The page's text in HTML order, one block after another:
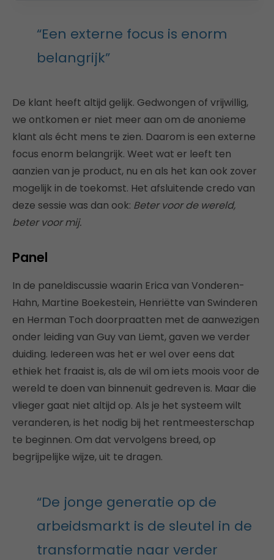
“Een externe focus is enorm
belangrijk”
De klant heeft altijd gelijk. Gedwongen of vrijwillig,
we ontkomen er niet meer aan om de anonieme
klant als écht mens te zien. Daarom is een externe
focus enorm belangrijk. Weet wat er leeft ten
aanzien van je product, nu en als het kan ook zover
mogelijk in de toekomst. Het afsluitende credo van
deze sessie was dan ook: Beter voor de wereld,
beter voor mij.
Panel
In de paneldiscussie waarin Erica van Vonderen-
Hahn, Martine Boekestein, Henriëtte van Swinderen
en Herman Toch doorpraatten met de aanwezigen
onder leiding van Guy van Liemt, gaven we verder
duiding. Iedereen was het er wel over eens dat
ethiek het fraaist is, als de wil om iets moois voor de
wereld te doen van binnenuit gedreven is. Maar die
vlieger gaat niet altijd op. Als je het systeem wilt
veranderen, is het nodig bij het rentmeesterschap
te beginnen. Om dat vervolgens breed, op
begrijpelijke wijze, uit te dragen.
“De jonge generatie op de
arbeidsmarkt is de sleutel in de
transformatie naar verder